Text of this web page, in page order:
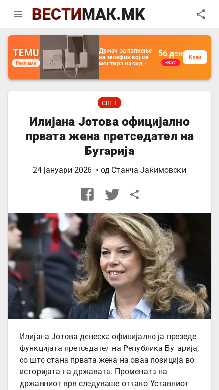
ВЕСТИМАК.MK
TEMU
Реклама
Држач за полнење
на телефон кој се
монтира на ѕид -
организатор за
далечински
управувач
56 ден
-35%
Купи
СВЕТ
Илијана Јотова официјално
првата жена претседател на
Бугарија
24 јануари 2026 • од Станча Јаќимовски
Илијана Јотова денеска официјално ја презеде
функцијата претседател на Република Бугарија,
со што стана првата жена на оваа позиција во
историјата на државата. Промената на
државниот врв следуваше откако Уставниот